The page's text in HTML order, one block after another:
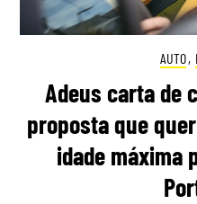
AUTO,
Adeus carta de
proposta que
idade máxima